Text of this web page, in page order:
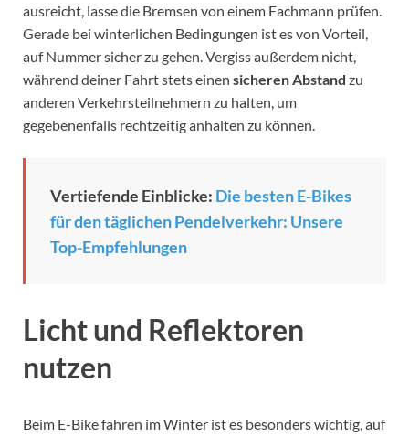
ausreicht, lasse die Bremsen von einem Fachmann prüfen.
Gerade bei winterlichen Bedingungen ist es von Vorteil,
auf Nummer sicher zu gehen. Vergiss außerdem nicht,
während deiner Fahrt stets einen sicheren Abstand zu
anderen Verkehrsteilnehmern zu halten, um
gegebenenfalls rechtzeitig anhalten zu können.
Vertiefende Einblicke: Die besten E-Bikes
für den täglichen Pendelverkehr: Unsere
Top-Empfehlungen
Licht und Reflektoren
nutzen
Beim E-Bike fahren im Winter ist es besonders wichtig, auf